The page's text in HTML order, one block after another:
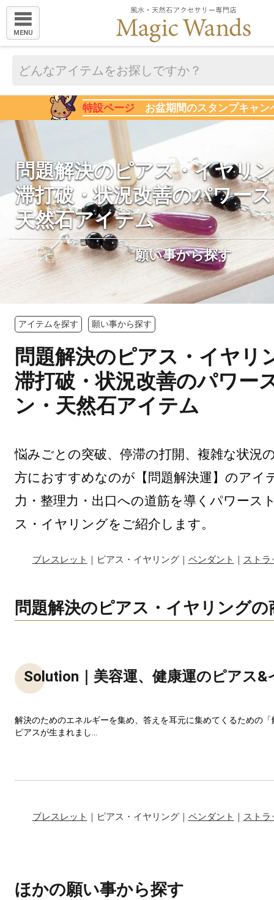
MENU
特設ページ お盆期間のスタンプキャン
問題解決のピアス・イヤリ
滞打破・状況改善のパワー
天然石アイテム
願い事から探す
アイテムを探す 願い事から探す
問題解決のピアス・イヤリ
滞打破・状況改善のパワー
ン・天然石アイテム
悩みごとの突破、停滞の打開、複雑な状況
方におすすめなのが【問題解決運】のアイ
力・整理力・出口への道筋を導くパワース
ス・イヤリングをご紹介します。
ブレスレット ｜ピアス・イヤリング｜ ペンダント ｜ ストラ
問題解決のピアス・イヤリングの
Solution｜美容運、健康運のピアス&
解決のためのエネルギーを集め、答えを耳元に集めてくるための
ピアスが生まれまし...
ブレスレット ｜ピアス・イヤリング｜ ペンダント ｜ ストラ
ほかの願い事から探す